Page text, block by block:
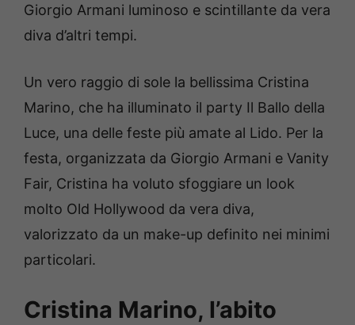
Giorgio Armani luminoso e scintillante da vera
diva d’altri tempi.
Un vero raggio di sole la bellissima Cristina
Marino, che ha illuminato il party Il Ballo della
Luce, una delle feste più amate al Lido. Per la
festa, organizzata da Giorgio Armani e Vanity
Fair, Cristina ha voluto sfoggiare un look
molto Old Hollywood da vera diva,
valorizzato da un make-up definito nei minimi
particolari.
Cristina Marino, l’abito